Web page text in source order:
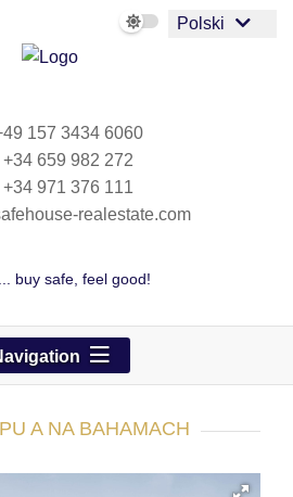
Polski
157 3434 6060
+34 659 982 272
+34 971 376 111
realestate.com
buy safe, feel good!
A NA BAHAMACH